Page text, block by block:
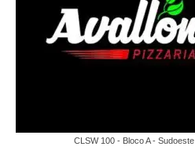
CLSW 100 - Bloco A - Sudoeste